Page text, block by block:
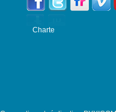
Charte